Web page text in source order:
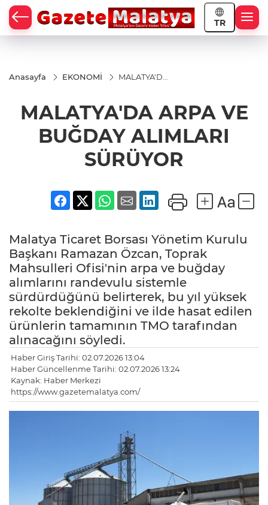
TR
Anasayfa EKONOMİ
MALATYA'DA
ALIMLARI
SÜRÜYOR
MALATYA'DA ARPA VE
BUĞDAY ALIMLARI
SÜRÜYOR
Malatya Ticaret Borsası Yönetim Kurulu
Başkanı Ramazan Özcan, Toprak
Mahsulleri Ofisi'nin arpa ve buğday
alımlarını randevulu sistemle
sürdürdüğünü belirterek, bu yıl yüksek
rekolte beklendiğini ve ilde hasat edilen
ürünlerin tamamının TMO tarafından
alınacağını söyledi.
Haber Giriş Tarihi: 02.07.2026 13:04
Haber Güncellenme Tarihi: 02.07.2026 13:24
Kaynak: Haber Merkezi
https://www.gazetemalatya.com/